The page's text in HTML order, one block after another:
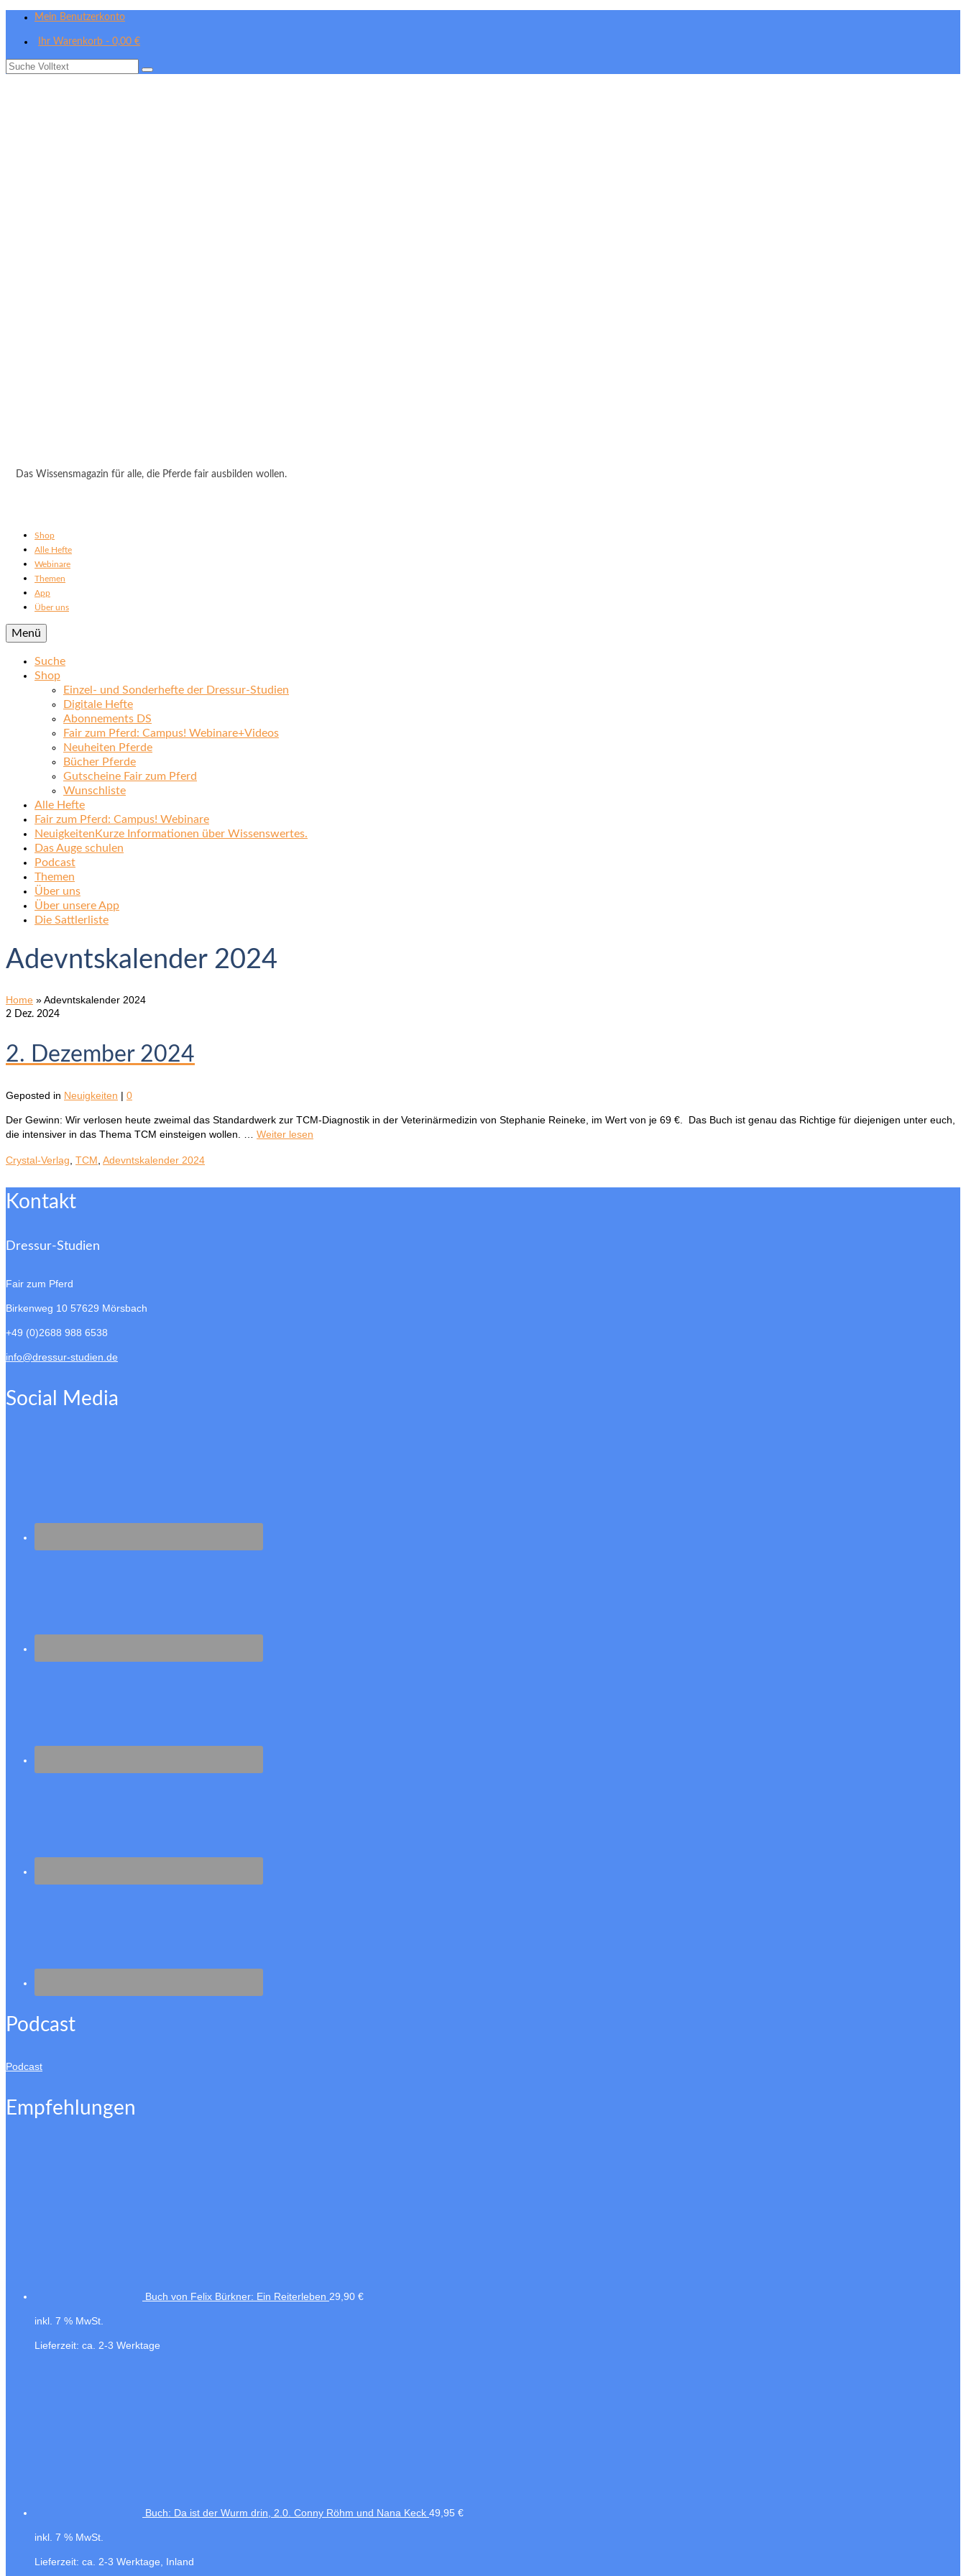
Mein Benutzerkonto
Ihr Warenkorb - 0,00 €
Suche
Das Wissensmagazin für alle, die Pferde fair ausbilden wollen.
Shop
Alle Hefte
Webinare
Themen
App
Über uns
Menü
Suche
Shop
Einzel- und Sonderhefte der Dressur-Studien
Digitale Hefte
Abonnements DS
Fair zum Pferd: Campus! Webinare+Videos
Neuheiten Pferde
Bücher Pferde
Gutscheine Fair zum Pferd
Wunschliste
Alle Hefte
Fair zum Pferd: Campus! Webinare
Neuigkeiten Kurze Informationen über Wissenswertes.
Das Auge schulen
Podcast
Themen
Über uns
Über unsere App
Die Sattlerliste
Adevntskalender 2024
Home »Adevntskalender 2024
2 Dez. 2024
2. Dezember 2024
Geposted in Neuigkeiten | 0
Der Gewinn: Wir verlosen heute zweimal das Standardwerk zur TCM-Diagnostik in der Veterinärmedizin von Stephanie Reineke, im Wert von je 69 €. Das Buch ist genau das Richtige für diejenigen unter euch,
die intensiver in das Thema TCM einsteigen wollen. … Weiter lesen
Crystal-Verlag TCM Adevntskalender 2024
Kontakt
Dressur-Studien
Fair zum Pferd
Birkenweg 10 57629 Mörsbach
+49 (0)2688 988 6538
info@dressur-studien.de
Social Media
Podcast
Podcast
Empfehlungen
Buch von Felix Bürkner: Ein Reiterleben 29,90 €
inkl. 7 % MwSt.
Lieferzeit: ca. 2-3 Werktage
Buch: Da ist der Wurm drin, 2.0. Conny Röhm und Nana Keck 49,95 €
inkl. 7 % MwSt.
Lieferzeit: ca. 2-3 Werktage, Inland